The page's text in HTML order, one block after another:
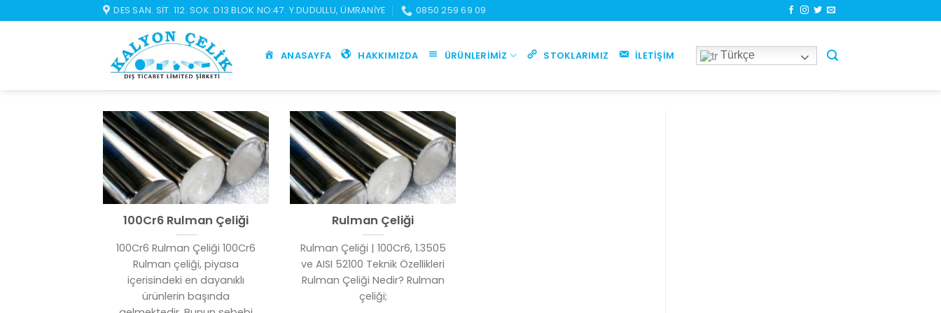
atla
DES SAN. SIT. 112. SOK. D13 BLOK NO:47. Y.DUDULLU, ÜMRANIYE 0850 259 69 09
ANASAYFA HAKKIMIZDA ÜRÜNLERIMIZ STOKLARIMIZ İLETIŞIM Türkçe
100Cr6 Rulman Çeliği
100Cr6 Rulman Çeliği 100Cr6
Rulman çeliği, piyasa
içerisindeki en dayanıklı
ürünlerin başında
Rulman Çeliği
Rulman Çeliği | 100Cr6, 1.3505
ve AISI 52100 Teknik Özellikleri
Rulman Çeliği Nedir? Rulman
çeliği;